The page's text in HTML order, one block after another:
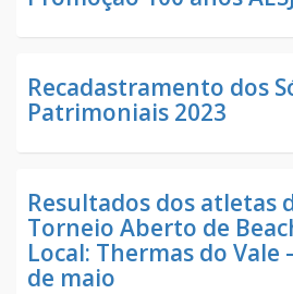
Recadastramento dos
Patrimoniais 2023
Resultados dos atletas
Torneio Aberto de
Local: Thermas do Vale
de maio